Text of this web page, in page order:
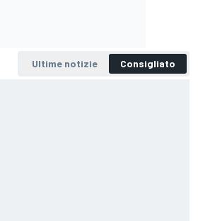
Ultime notizie Consigliato